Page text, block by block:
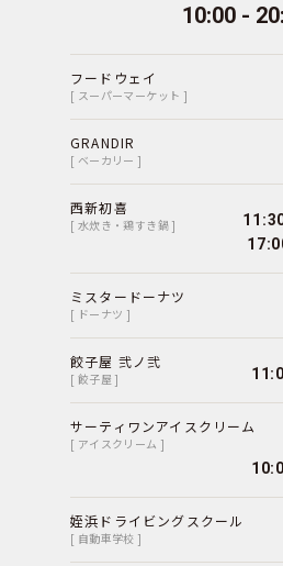
10:00 -
フードウェイ
[ スーパーマーケット ]
GRANDIR
[ ベーカリー ]
西新初喜
[ 水炊き・鶏すき鍋 ]
ミスタードーナツ
[ ドーナツ ]
餃子屋 弐ノ弐
[ 餃子屋 ]
サーティワンアイスクリーム
[ アイスクリーム ]
姪浜ドライビングスクール
[ 自動車学校 ]